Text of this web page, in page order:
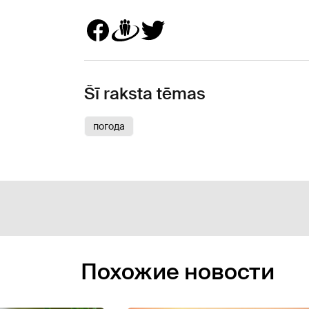
Šī raksta tēmas
погода
Похожие новости